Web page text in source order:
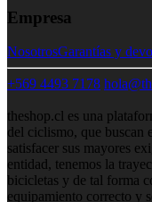
Empresa
NosotrosGarantías y
+569 4493 7178
theshop.cl es una
del ciclismo, que buscan
satisfacer sus mayores
entidad, tenemos la
bicicletas y de tal forma
equipamiento correcto y